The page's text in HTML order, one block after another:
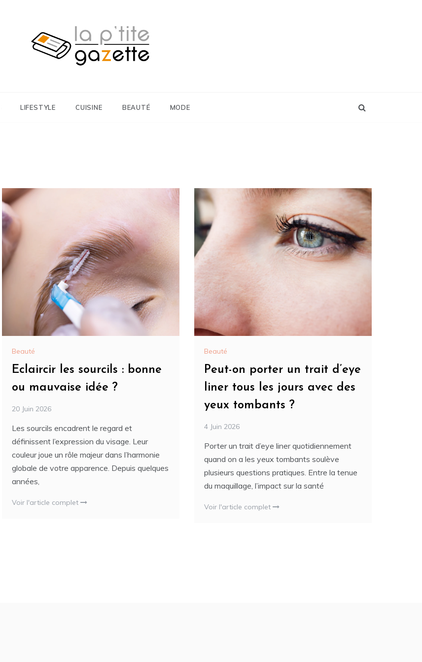
LIFESTYLE CUISINE BEAUTÉ MODE
Beauté
Eclaircir les sourcils : bonne
ou mauvaise idée ?
20 Juin 2026
Les sourcils encadrent le regard et
définissent l’expression du visage. Leur
couleur joue un rôle majeur dans l’harmonie
globale de votre apparence. Depuis quelques
années,
Voir l'article complet
Beauté
Peut-on porter un trait d’eye
liner tous les jours avec des
yeux tombants ?
4 Juin 2026
Porter un trait d’eye liner quotidiennement
quand on a les yeux tombants soulève
plusieurs questions pratiques. Entre la tenue
du maquillage, l’impact sur la santé
Voir l'article complet